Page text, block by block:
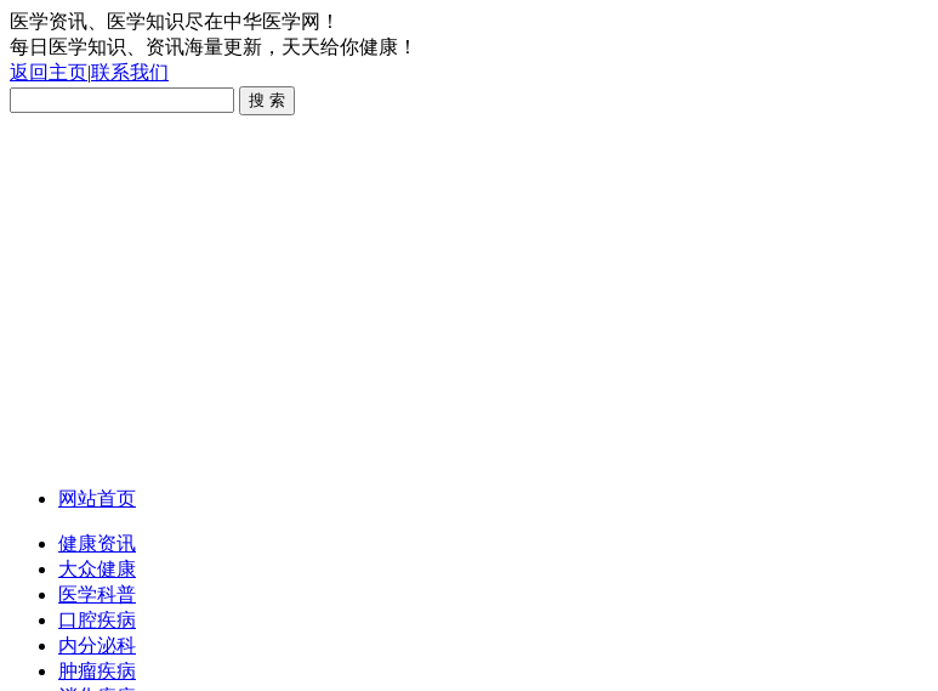
医学资讯、医学知识尽在中华医学网！
每日医学知识、资讯海量更新，天天给你健康！
返回主页|联系我们
网站首页
健康资讯
大众健康
医学科普
口腔疾病
内分泌科
肿瘤疾病